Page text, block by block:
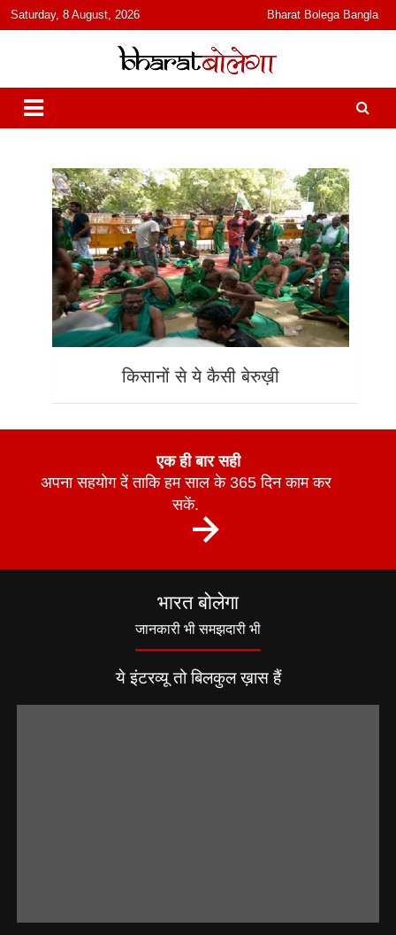
content
Saturday, 8 August, 2026 Bharat Bolega Bangla
भारत बोलेगा
हिंदी में समाचार, विचार, ऑडियो, वीडियो और फ़ीचर. भारत बोलेगा हिंदी न्यूज़ वेबसाइट
India: News, Views, Info, Trends & Podcast I जानकारी भी समझदारी भी
और पॉडकास्ट
किसानों से ये कैसी बेरुख़ी
एक ही बार सही
अपना सहयोग दें ताकि हम साल के 365 दिन काम कर
सकें.
भारत बोलेगा
जानकारी भी समझदारी भी
ये इंटरव्यू तो बिलकुल ख़ास हैं